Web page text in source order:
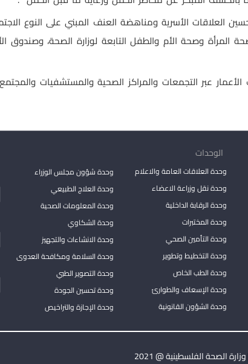
العلاقات الأسرية ومناهضة العنف المبني على النوع
المرأة وصحة الأم والطفل التابعة لوزارة الصحة، وصندوق
الذكور والإناث من مختلف الأعمار عبر التجمعات والمراكز الصحية
الوحدات
وحدة العلاقات العامة والاعلام
وحدة نقل وزراعة الاعضاء
وحدة الرقابة الداخلية
وحدة المختبرات
وحدة التأمين الصحي
وحدة التخطيط وتطوير
وحدة الطب الخاص
وحدة الإسعاف والطوارئ
وحدة الشؤون القانونية
وحدة شؤون مجلس الوزراء
وحدة العلاج الطبيعي
وحدة المعلومات الصحية
وحدة الشكاوي
وحدة الانشاءات والتجهيز
وحدة السلامة ومكافحة العدوى
وحدة التصوير الطبي
وحدة تحسين الجودة
وحدة الإجازة والتراخيص
الصحة الفلسطينية @ 2021